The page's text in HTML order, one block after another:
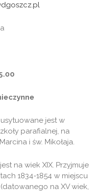
jest w
parafialnej, na
i św. Mikołaja.
na wiek XIX. Przyjmuje
1834-1854 w miejscu
na XV wiek,